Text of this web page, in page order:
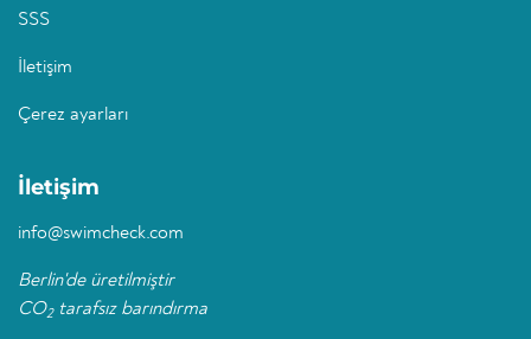
SSS
İletişim
Çerez ayarları
İletişim
info@swimcheck.com
Berlin'de üretilmiştir
CO2tarafsız barındırma